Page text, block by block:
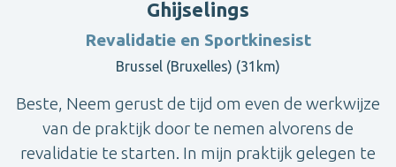
Ghijselings
Revalidatie en Sportkinesist
Brussel (Bruxelles) (31km)
Beste, Neem gerust de tijd om even de werkwijze
van de praktijk door te nemen alvorens de
revalidatie te starten. In mijn praktijk gelegen te